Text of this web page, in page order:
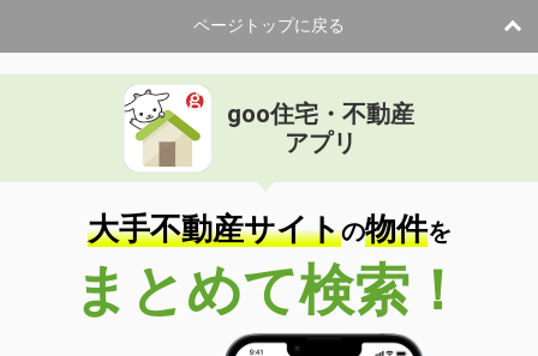
ページトップに戻る
goo住宅・不動産
アプリ
大手不動産サイトの物件を
まとめて検索！